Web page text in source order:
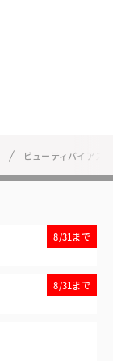
ビューティバイアス
8/31まで
8/31まで